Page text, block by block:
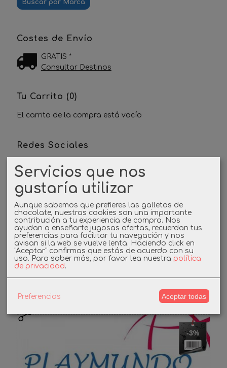
Costes de Envío
GRATIS *
Consultar Destinos
Tu Carrito (0)
El carrito de la compra está vacío
Redes Sociales
Twitter
Linkedin
Instagram
Facebook
Cupones
DESCUENTO BIENVENIDA
-3%
Servicios que nos
gustaría utilizar
Aunque sabemos que prefieres las galletas de
chocolate, nuestras cookies son una importante
contribución a tu experiencia de compra. Nos
ayudan a enseñarte jugosas ofertas, recuerdan tus
preferencias para facilitar tu navegación y nos
avisan si la web se vuelve lenta. Haciendo click en
"Aceptar" confirmas que estás de acuerdo con su
uso. Para saber más, por favor lea nuestra política
de privacidad.
Preferencias Aceptar todas